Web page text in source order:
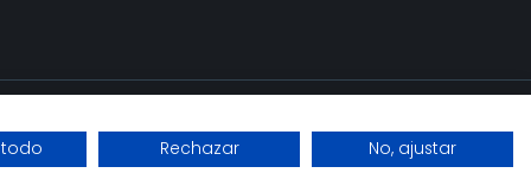
Rechazar No, ajustar